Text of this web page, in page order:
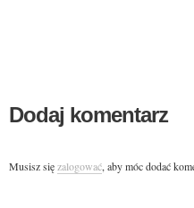
Dodaj komentarz
Musisz sięzalogować, aby móc dodać